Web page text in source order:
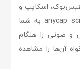
فیس‌بوک، اسکایپ و
سایر برنامه‌ها ضبط کنید. anycap screen recorder به شما
و صوتی را هنگام
آن‌ها را مشاهده